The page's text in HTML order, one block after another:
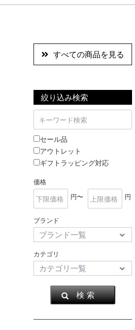
すべての商品を見る
絞り込み検索
セール品
アウトレット
ギフトラッピング対応
価格
円〜
円
ブランド
カテゴリ
検 索